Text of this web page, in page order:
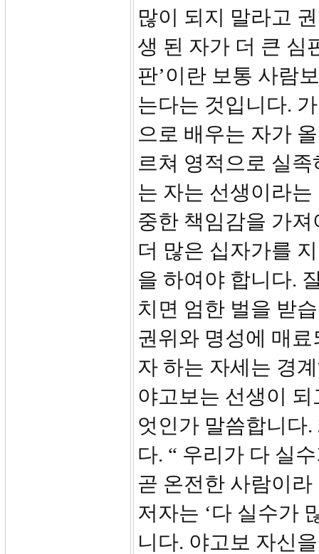
많이 되지 말라고
생 된 자가 더 큰 심
판’이란 보통 사람
는다는 것입니다.
으로 배우는 자가
르쳐 영적으로 실
는 자는 선생이라
중한 책임감을 가
더 많은 십자가를
을 하여야 합니다.
치면 엄한 벌을 받
권위와 명성에 매
자 하는 자세는 경
야고보는 선생이
엇인가 말씀합니다
다. “ 우리가 다 실
곧 온전한 사람이
저자는 ‘다 실수가
니다. 야고보 자신